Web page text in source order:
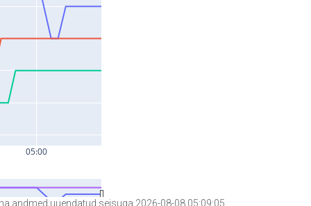
andmed uuendatud seisuga 2026-08-08 05:09:05